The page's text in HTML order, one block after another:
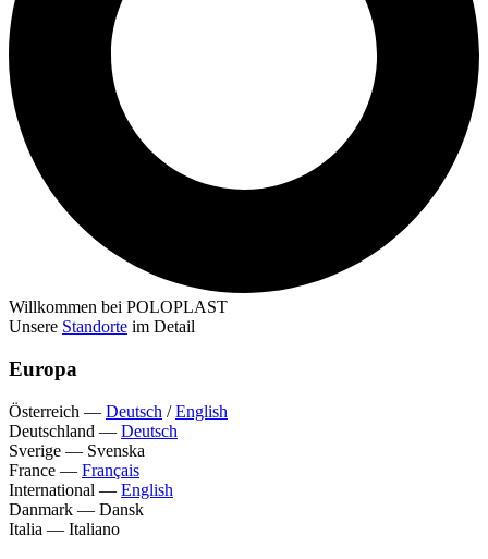
Willkommen bei POLOPLAST
Unsere Standorte im Detail
Europa
Österreich — Deutsch /English
Deutschland — Deutsch
Sverige — Svenska
France — Français
International — English
Danmark — Dansk
Italia — Italiano